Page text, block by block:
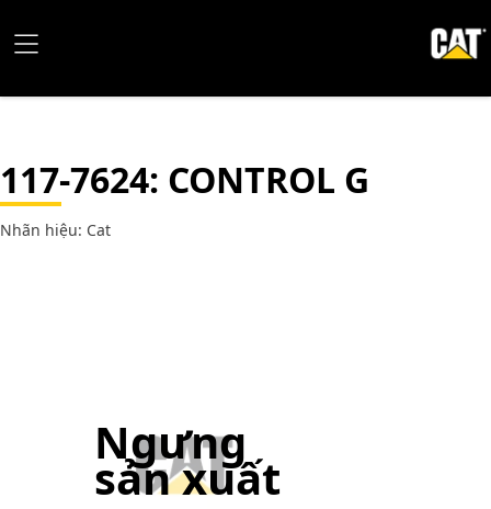
117-7624: CONTROL G
Nhãn hiệu: Cat
Ngưng
sản xuất